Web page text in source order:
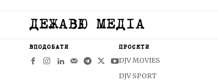
ДЕЖАВЮ МЕДІА
ВПОДОБАТИ ПРОЄКТИ
DJV MOVIES
DJV SPORT